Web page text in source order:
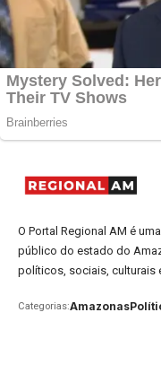
O Portal Regional AM é
público do estado do
políticos, sociais, culturais
Categorias:Amazonas